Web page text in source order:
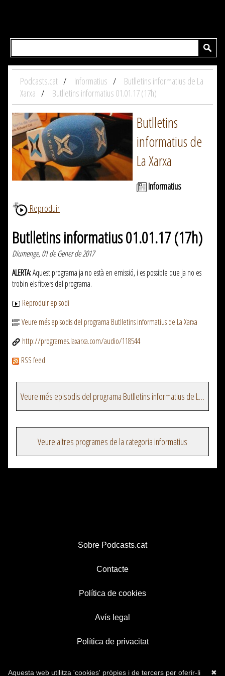
Podcasts.cat Informatius
Butlletins informatius de La
Xarxa
Butlletins informatius 01.01.17 (17h)
Butlletins
informatius de
La Xarxa
Informatius
Reproduir
Butlletins informatius 01.01.17 (17h)
Diumenge, 01 de Gener de 2017
ALERTA:Aquest programa ja no està en emissió, i es possible que ja no es
trobin els fitxers del programa.
Reproduir episodi
Veure més episodis del programa Butlletins informatius de La Xarxa
http://programes.laxarxa.com/audio/118544
RSS feed
Veure més episodis del programa Butlletins informatius de La Xarxa
Veure altres programes de la categoria informatius
Sobre Podcasts.cat
Contacte
Política de cookies
Avís legal
Política de privacitat
✖
Aquesta web utilitza 'cookies' pròpies i de tercers per oferir-li